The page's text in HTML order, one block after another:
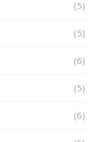
(5)
(5)
(6)
(5)
(6)